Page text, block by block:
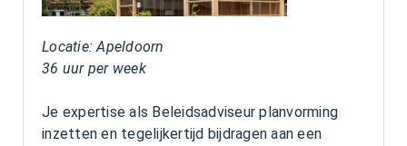
Locatie: Apeldoorn
36 uur per week
Je expertise als Beleidsadviseur planvorming
inzetten en tegelijkertijd bijdragen aan een